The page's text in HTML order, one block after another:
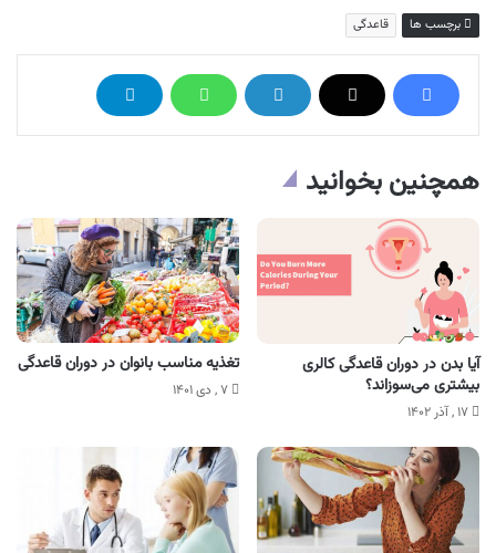
برچسب ها قاعدگی
همچنین بخوانید
آیا بدن در دوران قاعدگی کالری
بیشتری می‌سوزاند؟
۱۷ , آذر ۱۴۰۲
تغذیه مناسب بانوان در دوران قاعدگی
۷ , دی ۱۴۰۱